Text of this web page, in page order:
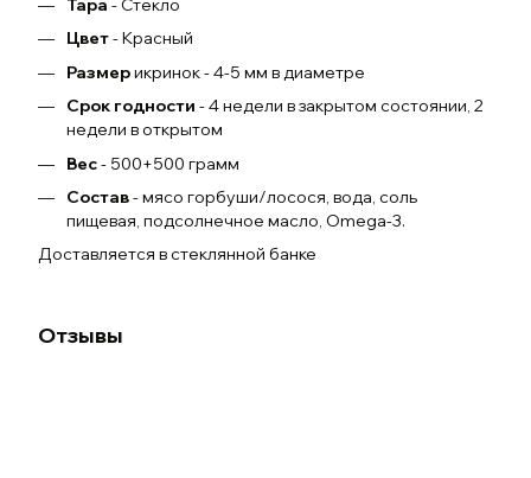
Тара - Стекло
Цвет- Красный
Размерикринок - 4-5 мм в диаметре
Срок годности - 4 недели в закрытом состоянии, 2
недели в открытом
Вес- 500+500 грамм
Состав- мясо горбуши/лосося, вода, соль
пищевая, подсолнечное масло, Omega-3.
Доставляется в стеклянной банке
Отзывы